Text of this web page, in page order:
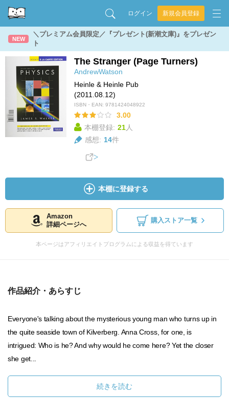
ログイン 新規会員登録
NEW
＼プレミアム会員限定／『プレゼント(新潮文庫)』をプレゼン
ト
The Stranger (Page Turners)
AndrewWatson
Heinle & Heinle Pub
(2011.08.12)
ISBN・EAN: 9781424048922
3.00
本棚登録: 21人
感想: 14件
本棚に登録する
Amazon
詳細ページへ
購入ストア一覧
本ページはアフィリエイトプログラムによる収益を得ています
作品紹介・あらすじ
Everyone's talking about the mysterious young man who turns up in
the quite seaside town of Kilverberg. Anna Cross, for one, is
intrigued: Who is he? And why would he come here? Yet the closer
she get...
続きを読む